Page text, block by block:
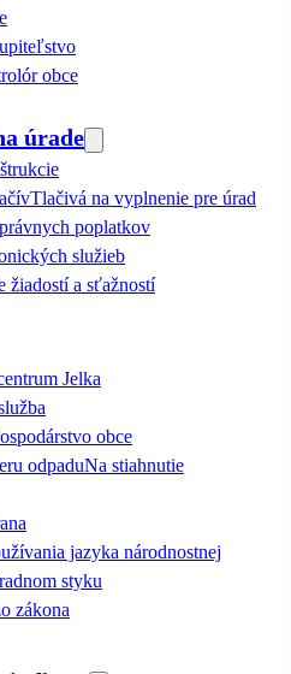
obce
úrade
Tlačivá na vyplnenie pre úrad
poplatkov
služieb
žiadostí a sťažností
Jelka
obce
odpaduNa stiahnutie
jazyka národnostnej
styku
zákona